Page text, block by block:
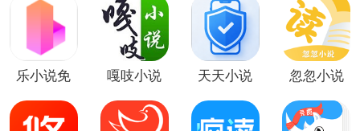
乐小说免
嘎吱小说 天天小说 忽忽小说